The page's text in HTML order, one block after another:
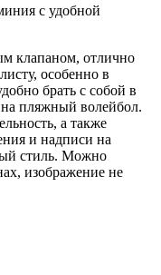
с удобной
клапаном, отлично
особенно в
брать с собой в
на пляжный волейбол.
а также
и надписи на
стиль. Можно
изображение не